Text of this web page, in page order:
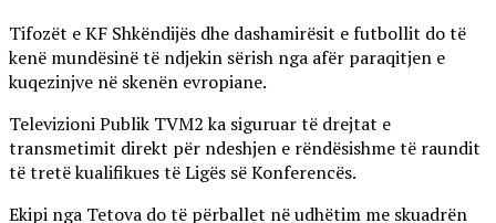
Tifozët e KF Shkëndijës dhe dashamirësit e futbollit do të
kenë mundësinë të ndjekin sërish nga afër paraqitjen e
kuqezinjve në skenën evropiane.
Televizioni Publik TVM2 ka siguruar të drejtat e
transmetimit direkt për ndeshjen e rëndësishme të raundit
të tretë kualifikues të Ligës së Konferencës.
Ekipi nga Tetova do të përballet në udhëtim me skuadrën